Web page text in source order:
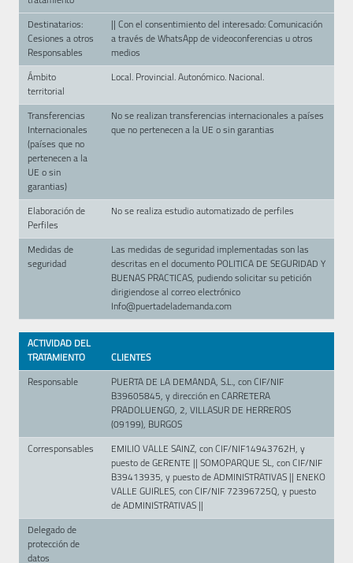
Destinatarios:
Cesiones a otros
Responsables
|| Con el consentimiento del interesado: Comunicación
a través de WhatsApp de videoconferencias u otros
medios
Ámbito
territorial
Local. Provincial. Autonómico. Nacional.
Transferencias
Internacionales
(países que no
pertenecen a la
UE o sin
garantias)
No se realizan transferencias internacionales a países
que no pertenecen a la UE o sin garantias
Elaboración de
Perfiles
No se realiza estudio automatizado de perfiles
Medidas de
seguridad
Las medidas de seguridad implementadas son las
descritas en el documento POLITICA DE SEGURIDAD Y
BUENAS PRACTICAS, pudiendo solicitar su petición
dirigiendose al correo electrónico
Info@puertadelademanda.com
ACTIVIDAD DEL
TRATAMIENTO
CLIENTES
Responsable
PUERTA DE LA DEMANDA, S.L., con CIF/NIF
B39605845, y dirección en CARRETERA
PRADOLUENGO, 2, VILLASUR DE HERREROS
(09199), BURGOS
Corresponsables
EMILIO VALLE SAINZ, con CIF/NIF14943762H, y
puesto de GERENTE || SOMOPARQUE SL, con CIF/NIF
B39413935, y puesto de ADMINISTRATIVAS || ENEKO
VALLE GUIRLES, con CIF/NIF 72396725Q, y puesto
de ADMINISTRATIVAS ||
Delegado de
protección de
datos